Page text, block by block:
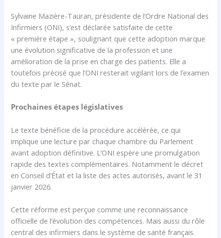
Sylvaine Mazière-Tauran, présidente de l’Ordre National des
Infirmiers (ONI), s’est déclarée satisfaite de cette
« première étape », soulignant que cette adoption marque
une évolution significative de la profession et une
amélioration de la prise en charge des patients. Elle a
toutefois précisé que l’ONI resterait vigilant lors de l’examen
du texte par le Sénat.
Prochaines étapes législatives
Le texte bénéficie de la procédure accélérée, ce qui
implique une lecture par chaque chambre du Parlement
avant adoption définitive. L’ONI espère une promulgation
rapide des textes complémentaires. Notamment le décret
en Conseil d’État et la liste des actes autorisés, avant le 31
janvier 2026.
Cette réforme est perçue comme une reconnaissance
officielle de l’évolution des compétences. Mais aussi du rôle
central des infirmiers dans le système de santé français.